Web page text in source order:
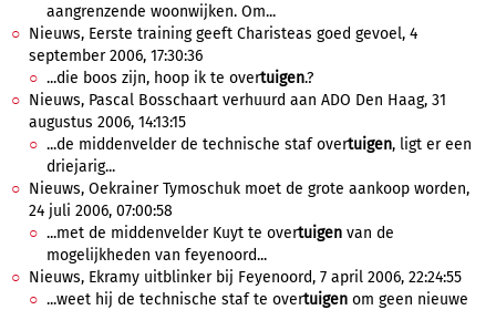
aangrenzende woonwijken. Om...
Nieuws, Eerste training geeft Charisteas goed gevoel, 4
september 2006, 17:30:36
...die boos zijn, hoop ik te overtuigen.?
Nieuws, Pascal Bosschaart verhuurd aan ADO Den Haag, 31
augustus 2006, 14:13:15
...de middenvelder de technische staf overtuigen, ligt er een
driejarig...
Nieuws, Oekrainer Tymoschuk moet de grote aankoop worden,
24 juli 2006, 07:00:58
...met de middenvelder Kuyt te overtuigen van de
mogelijkheden van feyenoord...
Nieuws, Ekramy uitblinker bij Feyenoord, 7 april 2006, 22:24:55
...weet hij de technische staf te overtuigen om geen nieuwe